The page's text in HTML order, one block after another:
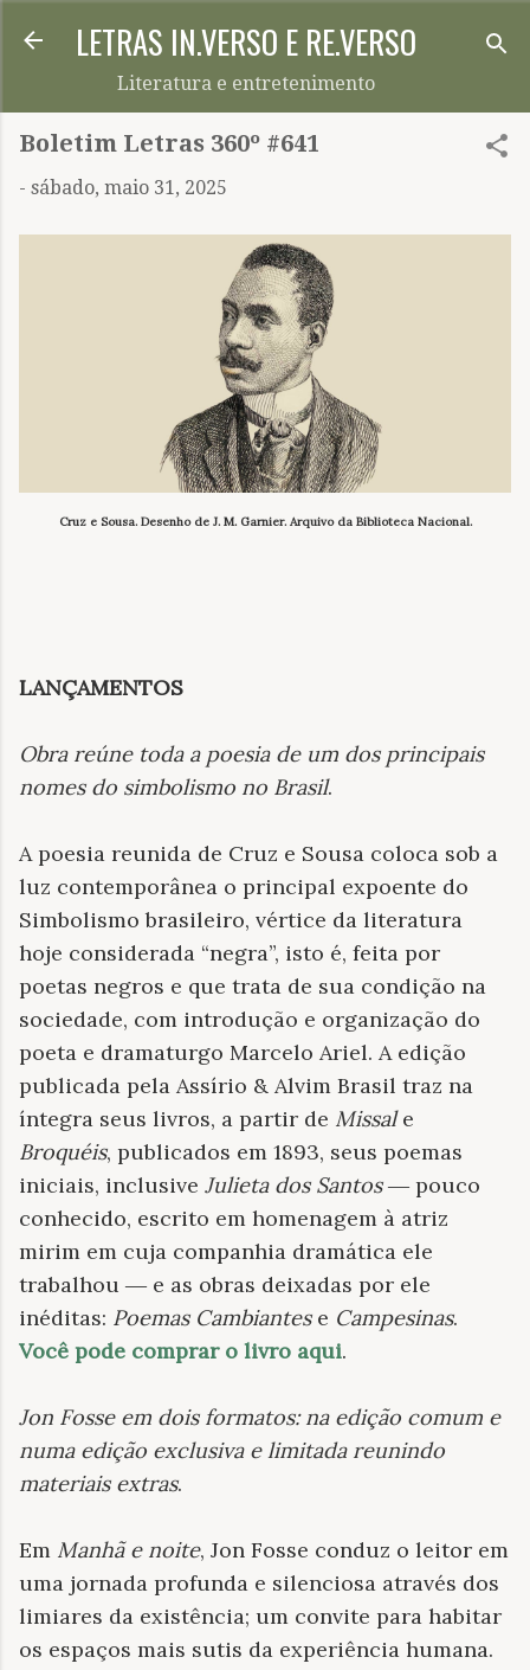
Pular para o conteúdo principal
LETRAS IN.VERSO E RE.VERSO
Literatura e entretenimento
Boletim Letras 360º #641
- sábado, maio 31, 2025
Cruz e Sousa. Desenho de J. M. Garnier. Arquivo da Biblioteca Nacional.
LANÇAMENTOS
Obra reúne toda a poesia de um dos principais
nomes do simbolismo no Brasil.
A poesia reunida de Cruz e Sousa coloca sob a
luz contemporânea o principal expoente do
Simbolismo brasileiro, vértice da literatura
hoje considerada “negra”, isto é, feita por
poetas negros e que trata de sua condição na
sociedade, com introdução e organização do
poeta e dramaturgo Marcelo Ariel. A edição
publicada pela Assírio & Alvim Brasil traz na
íntegra seus livros, a partir de Missale
Broquéis, publicados em 1893, seus poemas
iniciais, inclusive Julieta dos Santos― pouco
conhecido, escrito em homenagem à atriz
mirim em cuja companhia dramática ele
trabalhou ― e as obras deixadas por ele
inéditas: Poemas Cambiantese Campesinas.
Você pode comprar o livro aqui.
Jon Fosse em dois formatos: na edição comum e
numa edição exclusiva e limitada reunindo
materiais extras.
Em Manhã e noite, Jon Fosse conduz o leitor em
uma jornada profunda e silenciosa através dos
limiares da existência; um convite para habitar
os espaços mais sutis da experiência humana.